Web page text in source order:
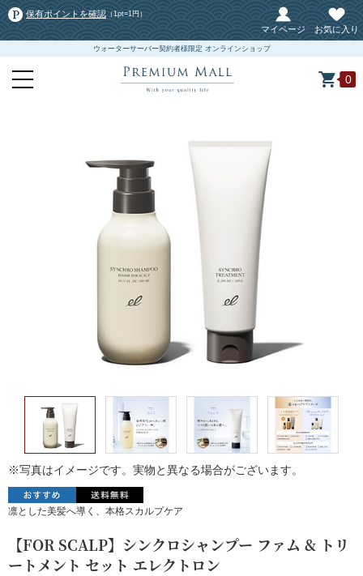
保有ポイントを確認 （1pt=1円）
マイページ お気に入り
ウォーターサーバー契約者様限定 オンラインショップ
0
※写真はイメージです。実物と異なる場合がございます。
凛とした美髪へ導く、本格スカルプケア
【FOR SCALP】シンクロシャンプー ファム & トリ
ートメント セット エレクトロン